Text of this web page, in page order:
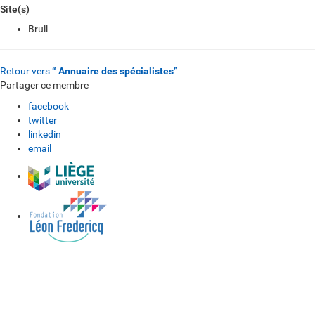
Site(s)
Brull
Retour vers“ Annuaire des spécialistes”
Partager ce membre
facebook
twitter
linkedin
email